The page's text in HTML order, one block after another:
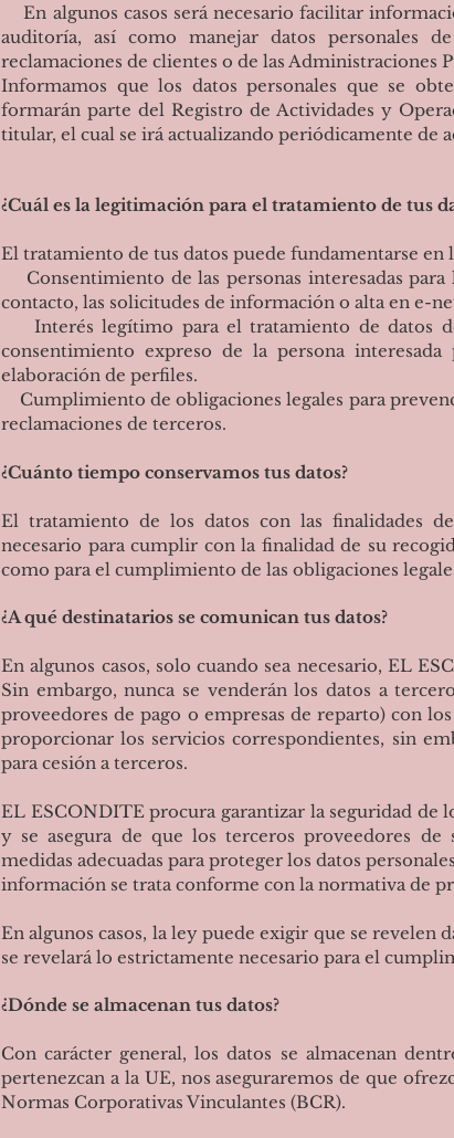
En algunos casos será necesario facilitar
auditoría, así como manejar datos personales
reclamaciones de clientes o de las Administraciones
Informamos que los datos personales que se
formarán parte del Registro de Actividades y
titular, el cual se irá actualizando periódicamente de
¿Cuál es la legitimación para el tratamiento de tus
El tratamiento de tus datos puede fundamentarse en
Consentimiento de las personas interesadas
contacto, las solicitudes de información o alta en e-
Interés legítimo para el tratamiento de datos
consentimiento expreso de la persona
elaboración de perfiles.
Cumplimiento de obligaciones legales para
reclamaciones de terceros.
¿Cuánto tiempo conservamos tus datos?
El tratamiento de los datos con las finalidades
necesario para cumplir con la finalidad de su
como para el cumplimiento de las obligaciones
¿A qué destinatarios se comunican tus datos?
En algunos casos, solo cuando sea necesario, EL
Sin embargo, nunca se venderán los datos a
proveedores de pago o empresas de reparto) con
proporcionar los servicios correspondientes, sin
para cesión a terceros.
EL ESCONDITE procura garantizar la seguridad de
y se asegura de que los terceros proveedores
medidas adecuadas para proteger los datos
información se trata conforme con la normativa de
En algunos casos, la ley puede exigir que se revelen
se revelará lo estrictamente necesario para el
¿Dónde se almacenan tus datos?
Con carácter general, los datos se almacenan
pertenezcan a la UE, nos aseguraremos de que
Normas Corporativas Vinculantes (BCR).